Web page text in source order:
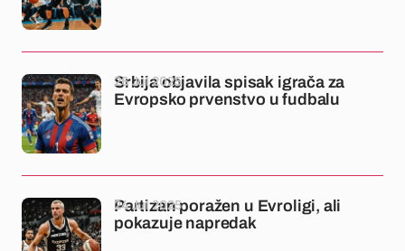
Srbija objavila spisak igrača za
Evropsko prvenstvo u fudbalu
26 Jul 2025
Partizan poražen u Evroligi, ali
pokazuje napredak
24 Jul 2025